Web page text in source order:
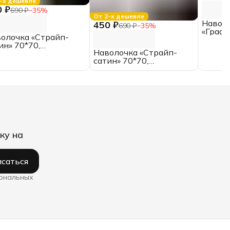
₽690 ₽−35%
«Страйп-
70*70,
От 2-х дешевле
450 ₽690 ₽−35%
Наволочка «Страйп-
сатин» 70*70,
отбеленная, полоса 3*3
на